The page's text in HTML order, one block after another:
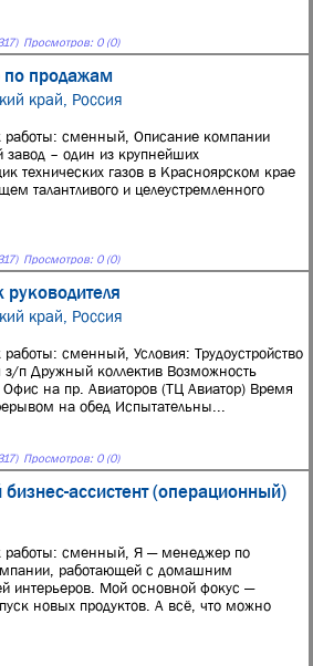
Просмотров: 0 (0)
продажам
край, Россия
работы: сменный, Описание компании
завод – один из крупнейших
технических газов в Красноярском крае
талантливого и целеустремленного
Просмотров: 0 (0)
край, Россия
работы: сменный, Условия: Трудоустройство
з/п Дружный коллектив Возможность
Офис на пр. Авиаторов (ТЦ Авиатор) Время
на обед Испытательны...
Просмотров: 0 (0)
ассистент (операционный)
работы: сменный, Я — менеджер по
работающей с домашним
интерьеров. Мой основной фокус —
новых продуктов. А всё, что можно